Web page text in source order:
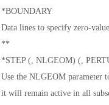
*BOUNDARY
Data lines to specify zero-
**
*STEP (, NLGEOM) (,
Use the NLGEOM parameter
it will remain active in all